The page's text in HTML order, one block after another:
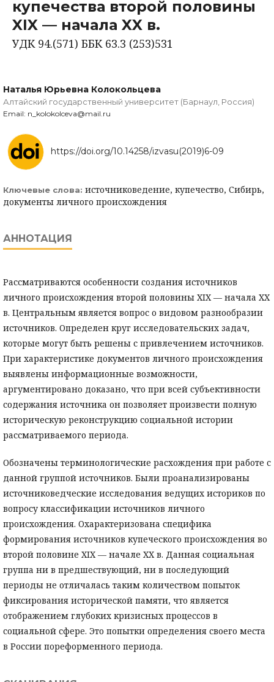
купечества второй половины
XIX — начала XX в.
УДК 94.(571) ББК 63.3 (253)531
Наталья Юрьевна Колокольцева
Алтайский государственный университет (Барнаул, Россия)
Email: n_kolokolceva@mail.ru
https://doi.org/10.14258/izvasu(2019)6-09
Ключевые слова: источниковедение, купечество, Сибирь,
документы личного происхождения
АННОТАЦИЯ
Рассматриваются особенности создания источников
личного происхождения второй половины XIX — начала XX
в. Центральным является вопрос о видовом разнообразии
источников. Определен круг исследовательских задач,
которые могут быть решены с привлечением источников.
При характеристике документов личного происхождения
выявлены информационные возможности,
аргументировано доказано, что при всей субъективности
содержания источника он позволяет произвести полную
историческую реконструкцию социальной истории
рассматриваемого периода.
Обозначены терминологические расхождения при работе с
данной группой источников. Были проанализированы
источниковедческие исследования ведущих историков по
вопросу классификации источников личного
происхождения. Охарактеризована специфика
формирования источников купеческого происхождения во
второй половине XIX — начале XX в. Данная социальная
группа ни в предшествующий, ни в последующий
периоды не отличалась таким количеством попыток
фиксирования исторической памяти, что является
отображением глубоких кризисных процессов в
социальной сфере. Это попытки определения своего места
в России пореформенного периода.